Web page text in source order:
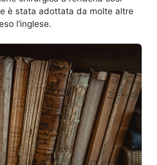
è stata adottata da molte altre
l’inglese.